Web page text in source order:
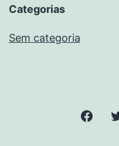
Categorias
Sem categoria